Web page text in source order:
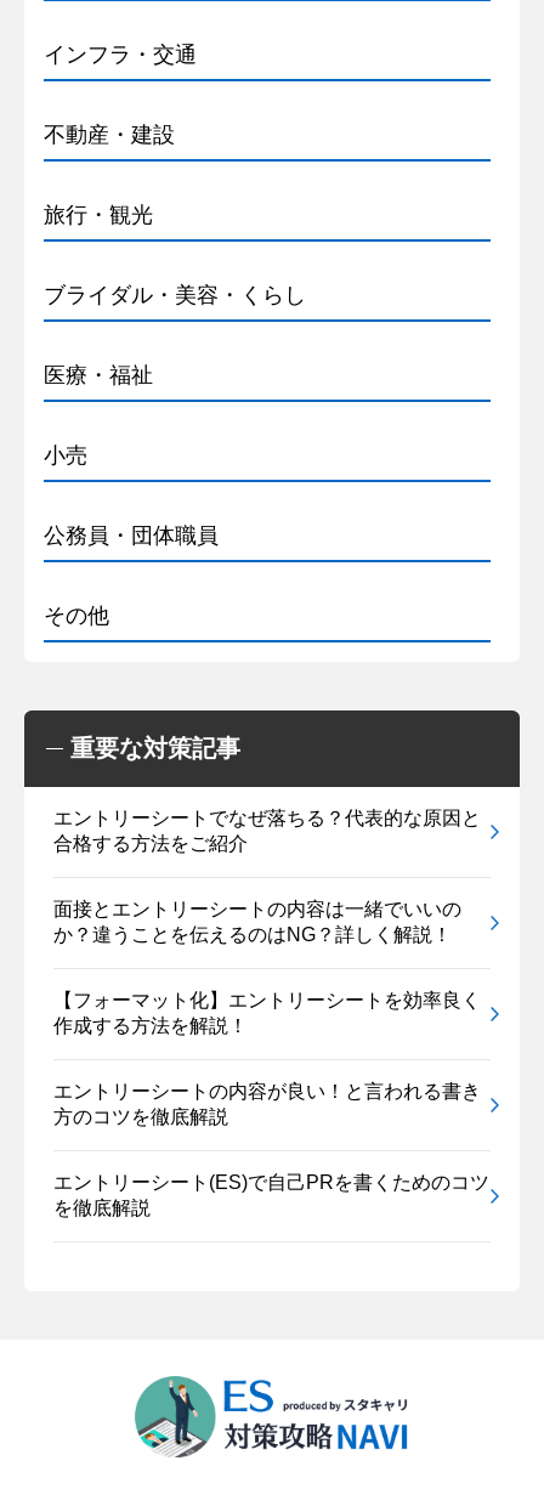
インフラ・交通
不動産・建設
旅行・観光
ブライダル・美容・くらし
医療・福祉
小売
公務員・団体職員
その他
重要な対策記事
エントリーシートでなぜ落ちる？代表的な原因と
合格する方法をご紹介
面接とエントリーシートの内容は一緒でいいの
か？違うことを伝えるのはNG？詳しく解説！
【フォーマット化】エントリーシートを効率良く
作成する方法を解説！
エントリーシートの内容が良い！と言われる書き
方のコツを徹底解説
エントリーシート(ES)で自己PRを書くためのコツ
を徹底解説